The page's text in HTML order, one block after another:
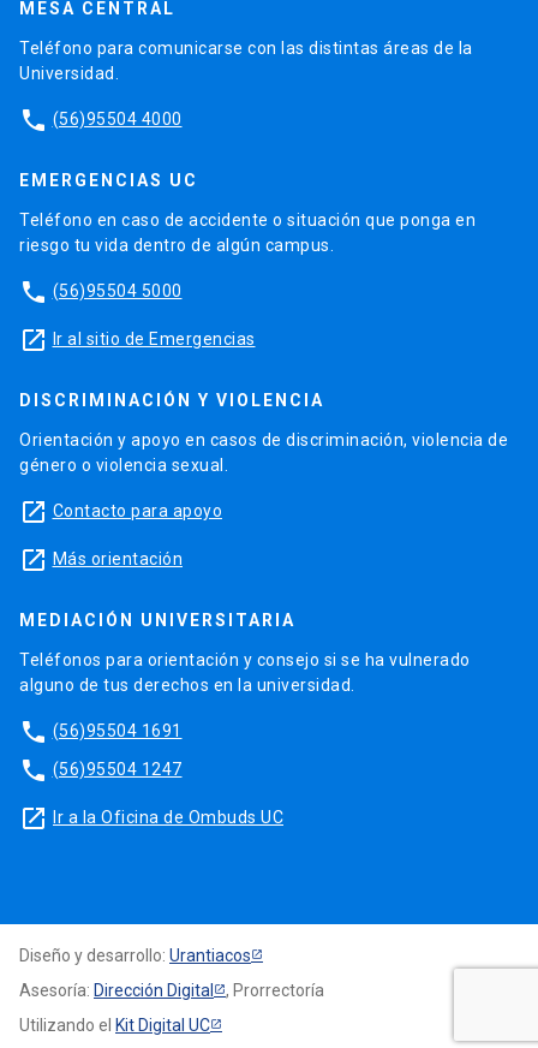
MESA CENTRAL
Teléfono para comunicarse con las distintas áreas de la
Universidad.
phone (56)95504 4000
EMERGENCIAS UC
Teléfono en caso de accidente o situación que ponga en
riesgo tu vida dentro de algún campus.
phone (56)95504 5000
launch Ir al sitio de Emergencias
DISCRIMINACIÓN Y VIOLENCIA
Orientación y apoyo en casos de discriminación, violencia de
género o violencia sexual.
launch Contacto para apoyo
launch Más orientación
MEDIACIÓN UNIVERSITARIA
Teléfonos para orientación y consejo si se ha vulnerado
alguno de tus derechos en la universidad.
phone (56)95504 1691
phone (56)95504 1247
launch Ir a la Oficina de Ombuds UC
Diseño y desarrollo: Urantiacos
Asesoría: Dirección Digital
, Prorrectoría
Utilizando el Kit Digital UC